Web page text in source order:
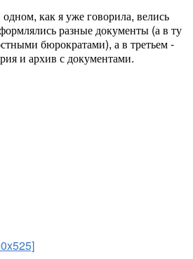
как я уже говорила, велись
разные документы (а в ту
бюрократами), а в третьем -
и архив с документами.